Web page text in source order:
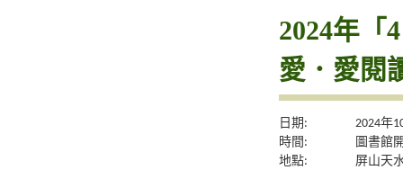
2024年「
愛．愛閱
日期:
2024年
時間:
圖書館
地點:
屏山天